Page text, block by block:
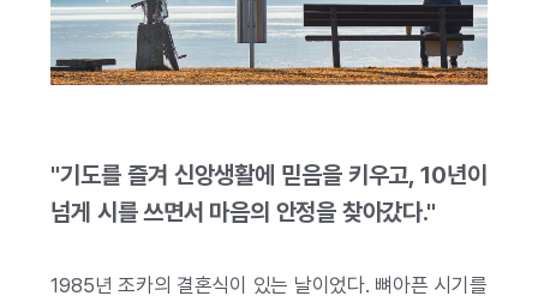
"기도를 즐겨 신앙생활에 믿음을 키우고, 10년이
넘게 시를 쓰면서 마음의 안정을 찾아갔다."
1985년 조카의 결혼식이 있는 날이었다. 뼈아픈 시기를